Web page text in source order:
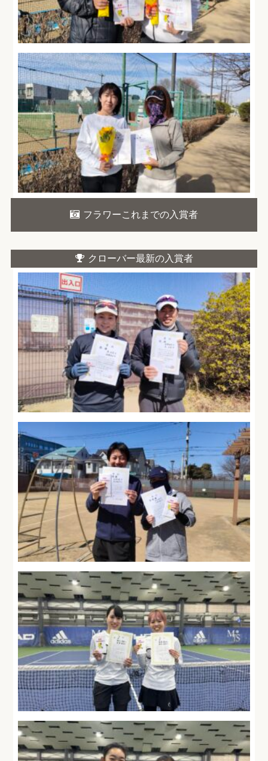
フラワーこれまでの入賞者
クローバー最新の入賞者